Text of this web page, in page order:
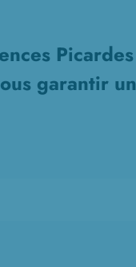
Picardes
garantir un